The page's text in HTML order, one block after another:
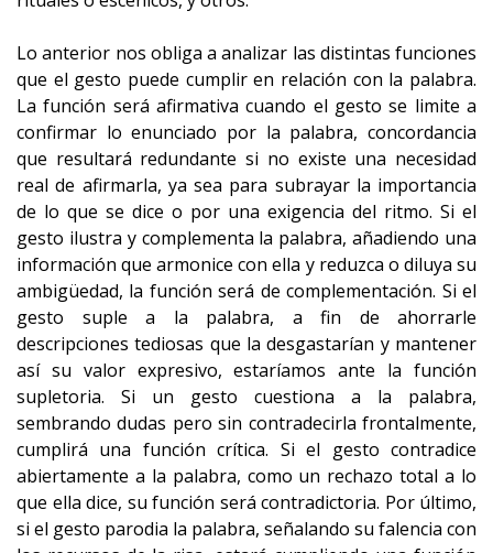
Lo anterior nos obliga a analizar las distintas funciones
que el gesto puede cumplir en relación con la palabra.
La función será afirmativa cuando el gesto se limite a
confirmar lo enunciado por la palabra, concordancia
que resultará redundante si no existe una necesidad
real de afirmarla, ya sea para subrayar la importancia
de lo que se dice o por una exigencia del ritmo. Si el
gesto ilustra y complementa la palabra, añadiendo una
información que armonice con ella y reduzca o diluya su
ambigüedad, la función será de complementación. Si el
gesto suple a la palabra, a fin de ahorrarle
descripciones tediosas que la desgastarían y mantener
así su valor expresivo, estaríamos ante la función
supletoria. Si un gesto cuestiona a la palabra,
sembrando dudas pero sin contradecirla frontalmente,
cumplirá una función crítica. Si el gesto contradice
abiertamente a la palabra, como un rechazo total a lo
que ella dice, su función será contradictoria. Por último,
si el gesto parodia la palabra, señalando su falencia con